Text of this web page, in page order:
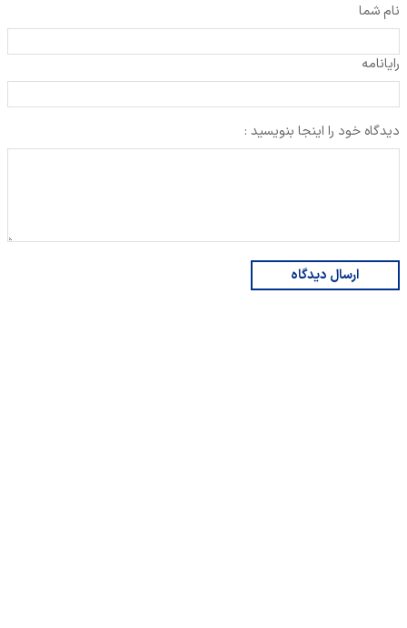
نام شما
رایانامه
دیدگاه خود را اینجا بنویسید :
ارسال دیدگاه